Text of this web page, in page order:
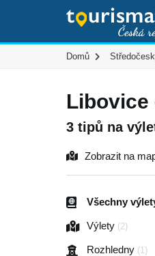
Domů
Libovice
3 tipů na
Zobrazit na
Všechny
Výlety (2)
Rozhledny (1)